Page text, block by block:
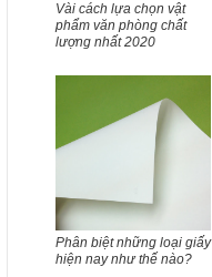
Vài cách lựa chọn vật
phẩm văn phòng chất
lượng nhất 2020
Phân biệt những loại giấy
hiện nay như thế nào?